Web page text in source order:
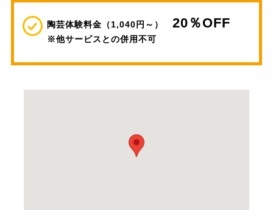
陶芸体験料金（1,040円～）20％OFF
※他サービスとの併用不可